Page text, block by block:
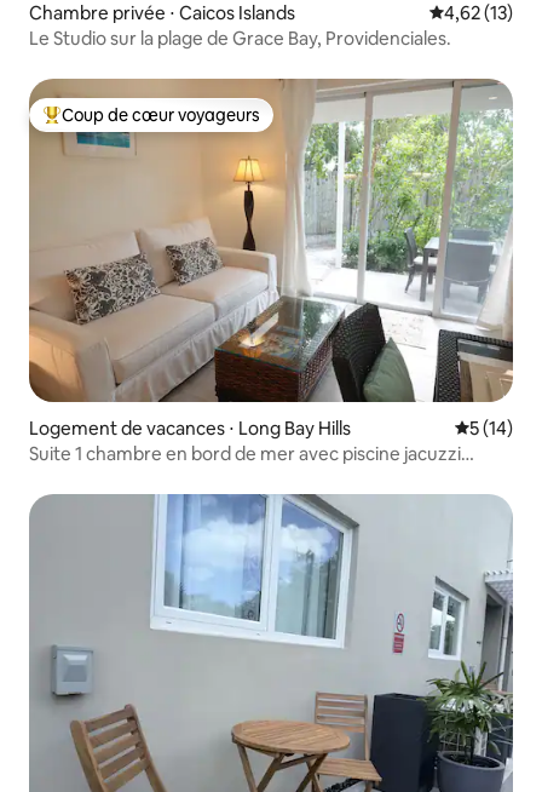
Chambre privée ⋅ Caicos Islands Évaluation
4,62 (13)
Le Studio sur la plage de Grace Bay, Providenciales.
Coups de cœur voyageurs les plus appréciés
Coup de cœur voyageurs
Logement de vacances ⋅ Long Bay Hills
5 (14)
Suite 1 chambre en bord de mer avec piscine jacuzzi